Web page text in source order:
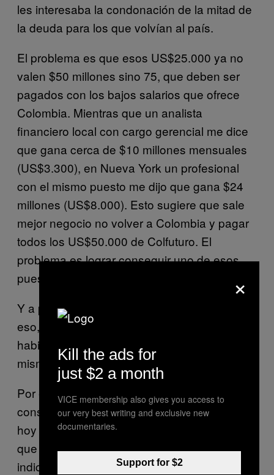
les interesaba la condonación de la mitad de
la deuda para los que volvían al país.
El problema es que esos US$25.000 ya no
valen $50 millones sino 75, que deben ser
pagados con los bajos salarios que ofrece
Colombia. Mientras que un analista
financiero local con cargo gerencial me dice
que gana cerca de $10 millones mensuales
(US$3.300), en Nueva York un profesional
con el mismo puesto me dijo que gana $24
millones (US$8.000). Esto sugiere que sale
mejor negocio no volver a Colombia y pagar
todos los US$50.000 de Colfuturo. El
problema es lograr conseguir uno de esos
puestos en Wall Street.
Y a pesar de que los jóvenes le apunten a
eso, ahora se está premiando más las
habilidades técnicas que la educación
misma.
Por ejemplo Hays, la firma líder en
consultoría de recursos humanos, dice que
hoy en día saber inglés es más importante
que un título local de posgrado. De hecho,
indica que un profesional 100% bilingüe tiene
×
Kill the ads for
just $2 a month
VICE membership also gives you access to
our very best writing and exclusive new
documentaries.
Support for $2